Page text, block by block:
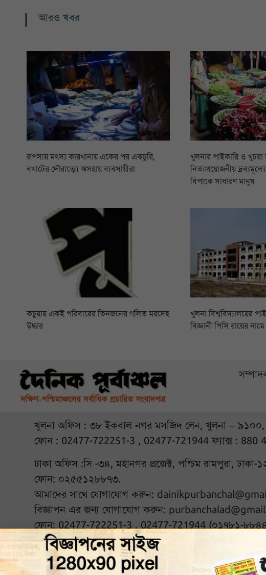
আরও খবর
রূপসায় মৎস্য কারখানায় একের পর একচুরি,
বখাটের দৌরাত্ম্যে অসহায় ব্যবসায়ীরা
খুলনার পাইকারি ও
নিত্যপ্রয়োজনীয়
বিপাকে সাধারণ মানুষ
কচুয়ায় একই পরিবারের তিনজনের গলিত মরদেহ
উদ্ধার
খুলনা বিশ্ববিদ্যালয়ের
বিজ্ঞানী পিসি রায়ের
খুলনা অফিস : ৩৮ ইকবাল নগর মসজিদ লেন, খুলনা – ৯১০০,
ফোন : 02477-722251-3 , 02477-721944 ফ্যাক্স : 880
ঢাকা অফিস :সি -৩৪, মহানগর প্রজেক্ট, পশ্চিম রামপুরা, ঢাকা-
ফোন: ০২৫৫১২৮৮৭৩.
আমাদের সাথে যোগাযোগ করুন:
বিজ্ঞাপন এর জন্য যোগাযোগ করুন:
ফোন: 02477-722251-3 , 02477-721944 (০১৭৮১-
আমাদের সঙ্গে থাকুন :
© ২০২৬ দৈনিক পূর্বাঞ্চল. All rights